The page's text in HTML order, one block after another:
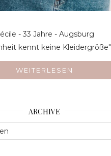
- 33 Jahre - Augsburg
kennt keine Kleidergröße"
WEITERLESEN
ARCHIVE